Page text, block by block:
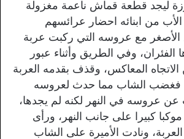
ليجد قطعة قماش ناعمة مغزولة
من ابنائه احضار عرائسهم
الأصغر مع عروسه التي ركبت عربة
وفي الطريق وأثناء عبور
المعاكس، وقذف بقدمه العربة
فغضب الشاب مما حدث لعروسه
عن عروسه في النهر لكنه لم يجدها،
كبيرا على جانب النهر، ورأى
ونادت الأميرة على الشاب